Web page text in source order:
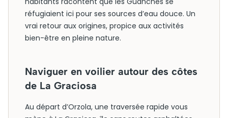
réfugiaient ici pour ses sources d’eau douce. Un
vrai retour aux origines, propice aux activités
bien-être en pleine nature.
Naviguer en voilier autour des côtes
de La Graciosa
Au départ d’Orzola, une traversée rapide vous